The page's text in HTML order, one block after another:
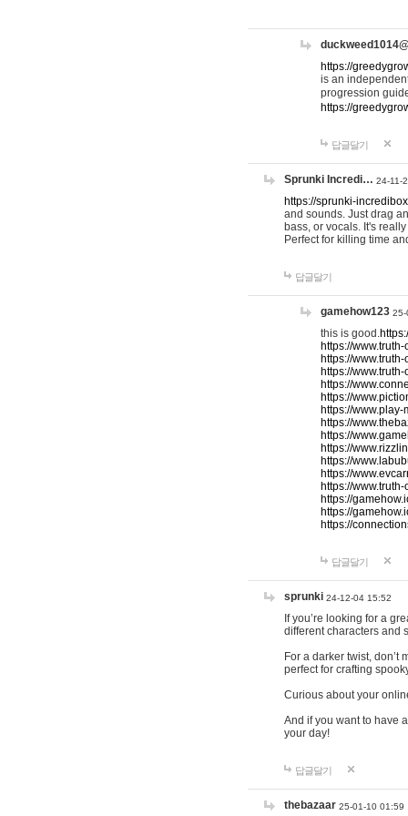
https://
is an
progression
https://
답글달기
Sprunki Incredi… 24-11-
https://sprunki-
and sounds. Just drag
bass, or vocals. It's
Perfect for killing time
답글달기
gamehow123 25-
this is good.
https://
https://
https://
https://
https://
https://
https://
https://
https://
https://
https://
https://
https://
https://
https://
답글달기
sprunki 24-12-04 15:52
If you’re looking for a
different characters and
For a darker twist, don’t
perfect for crafting
Curious about your
And if you want to have
your day!
답글달기
thebazaar 25-01-10 01:59